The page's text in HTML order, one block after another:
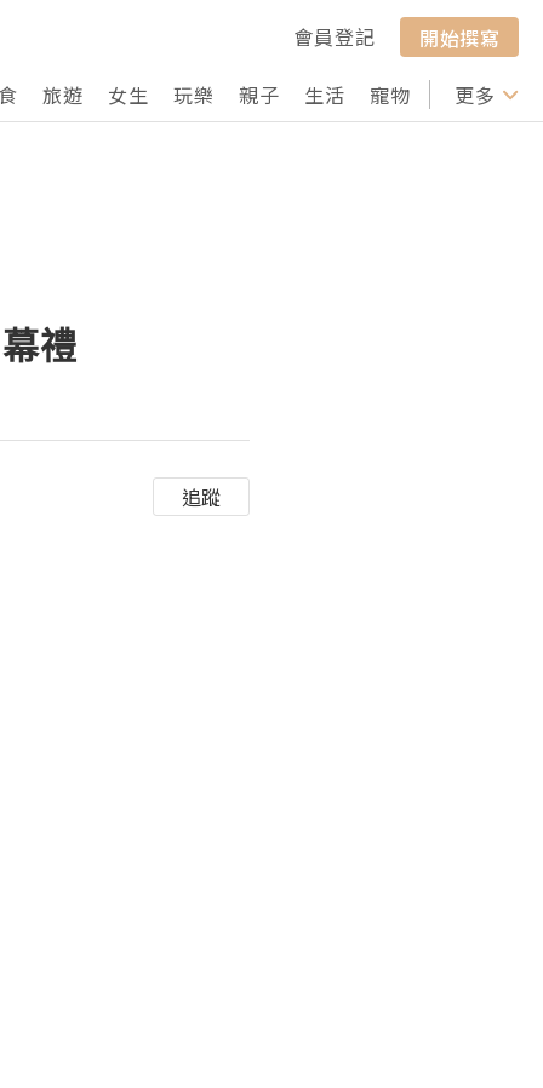
會員登記
開始撰寫
旅遊 女生 玩樂 親子 生活 寵物 行山 打卡
更多
禮
追蹤